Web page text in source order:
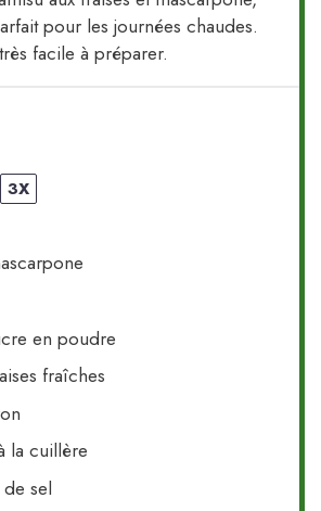
pour les journées chaudes.
facile à préparer.
3X
en poudre
fraîches
la cuillère
sel